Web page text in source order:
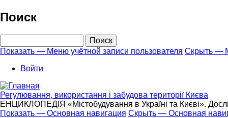
Перейти
к
основному
Поиск
Меню
учётной
записи
пользователя
Показать — Меню учётной записи пользователя Скрыть —
Войти
Регулювання, використання і забудова території Києва
ЕНЦИКЛОПЕДІЯ «Містобудування в Україні та Києві».
Показать — Основная навигация Скрыть — Основная